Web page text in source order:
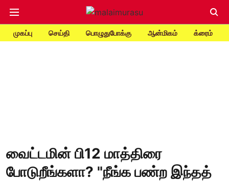
முகப்பு செய்தி பொழுதுபோக்கு ஆன்மிகம் க்ரைம்
வைட்டமின் பி12 மாத்திரை
போடுறீங்களா? "நீங்க பண்ற இந்தத்